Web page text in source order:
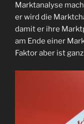
Marktanalyse
er wird die
damit er ihre
am Ende einer
Faktor aber ist